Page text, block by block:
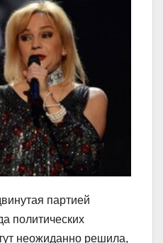
партией
политических
неожиданно решила,